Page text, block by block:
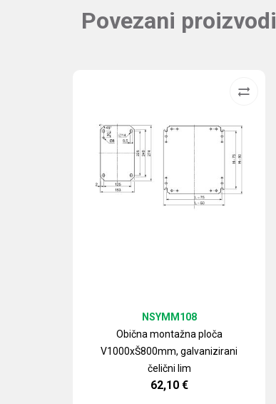
Povezani proizvodi
Obična montažna ploča
V1000xŠ800mm, galvanizirani
čelični lim
NSYMM108
62,10 €